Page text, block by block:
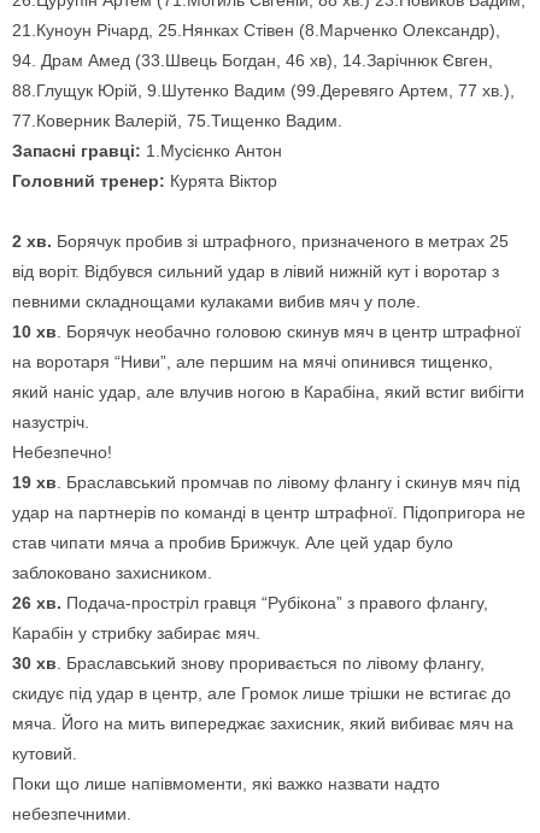
21.Куноун Річард, 25.Нянках Стівен (8.Марченко Олександр),
94. Драм Амед (33.Швець Богдан, 46 хв), 14.Зарічнюк Євген,
88.Глущук Юрій, 9.Шутенко Вадим (99.Деревяго Артем, 77 хв.),
77.Коверник Валерій, 75.Тищенко Вадим.
Запасні гравці: 1.Мусієнко Антон
Головний тренер: Курята Віктор
2 хв. Борячук пробив зі штрафного, призначеного в метрах 25
від воріт. Відбувся сильний удар в лівий нижній кут і воротар з
певними складнощами кулаками вибив мяч у поле.
10 хв . Борячук необачно головою скинув мяч в центр штрафної
на воротаря “Ниви”, але першим на мячі опинився тищенко,
який наніс удар, але влучив ногою в Карабіна, який встиг вибігти
назустріч.
Небезпечно!
19 хв . Браславський промчав по лівому флангу і скинув мяч під
удар на партнерів по команді в центр штрафної. Підопригора не
став чипати мяча а пробив Брижчук. Але цей удар було
заблоковано захисником.
26 хв. Подача-простріл гравця “Рубікона” з правого флангу,
Карабін у стрибку забирає мяч.
30 хв . Браславський знову проривається по лівому флангу,
скидує під удар в центр, але Громок лише трішки не встигає до
мяча. Його на мить випереджає захисник, який вибиває мяч на
кутовий.
Поки що лише напівмоменти, які важко назвати надто
небезпечними.